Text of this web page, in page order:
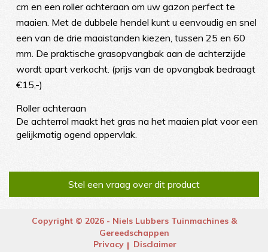
cm en een roller achteraan om uw gazon perfect te
maaien. Met de dubbele hendel kunt u eenvoudig en snel
een van de drie maaistanden kiezen, tussen 25 en 60
mm. De praktische grasopvangbak aan de achterzijde
wordt apart verkocht. (prijs van de opvangbak bedraagt
€15,-)
Roller achteraan
De achterrol maakt het gras na het maaien plat voor een
gelijkmatig ogend oppervlak.
Stel een vraag over dit product
Copyright © 2026 - Niels Lubbers Tuinmachines &
Gereedschappen
Privacy
Disclaimer